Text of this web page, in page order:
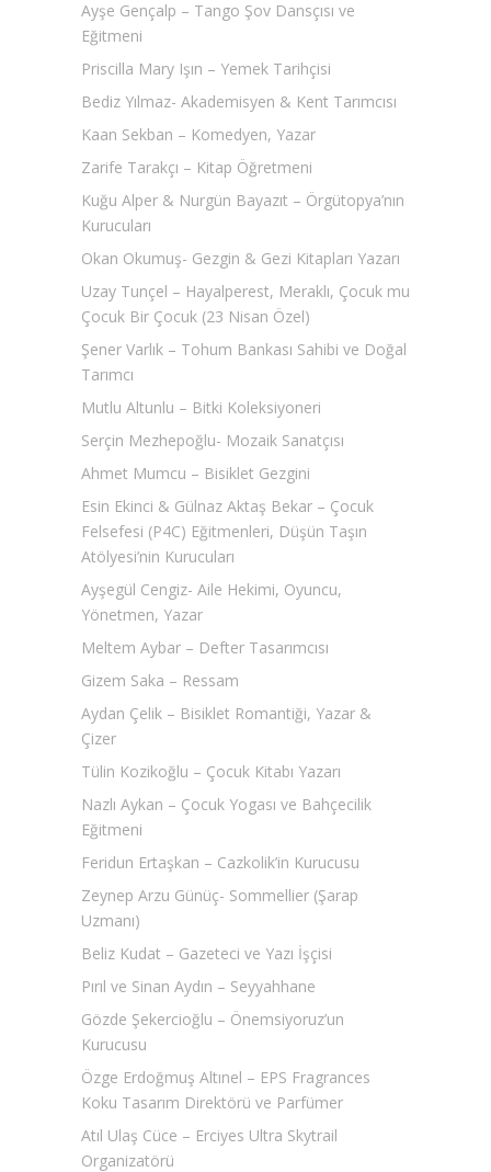
Ayşe Gençalp – Tango Şov Dansçısı ve
Eğitmeni
Priscilla Mary Işın – Yemek Tarihçisi
Bediz Yılmaz- Akademisyen & Kent Tarımcısı
Kaan Sekban – Komedyen, Yazar
Zarife Tarakçı – Kitap Öğretmeni
Kuğu Alper & Nurgün Bayazıt – Örgütopya’nın
Kurucuları
Okan Okumuş- Gezgin & Gezi Kitapları Yazarı
Uzay Tunçel – Hayalperest, Meraklı, Çocuk mu
Çocuk Bir Çocuk (23 Nisan Özel)
Şener Varlık – Tohum Bankası Sahibi ve Doğal
Tarımcı
Mutlu Altunlu – Bitki Koleksiyoneri
Serçin Mezhepoğlu- Mozaik Sanatçısı
Ahmet Mumcu – Bisiklet Gezgini
Esin Ekinci & Gülnaz Aktaş Bekar – Çocuk
Felsefesi (P4C) Eğitmenleri, Düşün Taşın
Atölyesi’nin Kurucuları
Ayşegül Cengiz- Aile Hekimi, Oyuncu,
Yönetmen, Yazar
Meltem Aybar – Defter Tasarımcısı
Gizem Saka – Ressam
Aydan Çelik – Bisiklet Romantiği, Yazar &
Çizer
Tülin Kozikoğlu – Çocuk Kitabı Yazarı
Nazlı Aykan – Çocuk Yogası ve Bahçecilik
Eğitmeni
Feridun Ertaşkan – Cazkolik’in Kurucusu
Zeynep Arzu Günüç- Sommellier (Şarap
Uzmanı)
Beliz Kudat – Gazeteci ve Yazı İşçisi
Pırıl ve Sinan Aydın – Seyyahhane
Gözde Şekercioğlu – Önemsiyoruz’un
Kurucusu
Özge Erdoğmuş Altınel – EPS Fragrances
Koku Tasarım Direktörü ve Parfümer
Atıl Ulaş Cüce – Erciyes Ultra Skytrail
Organizatörü